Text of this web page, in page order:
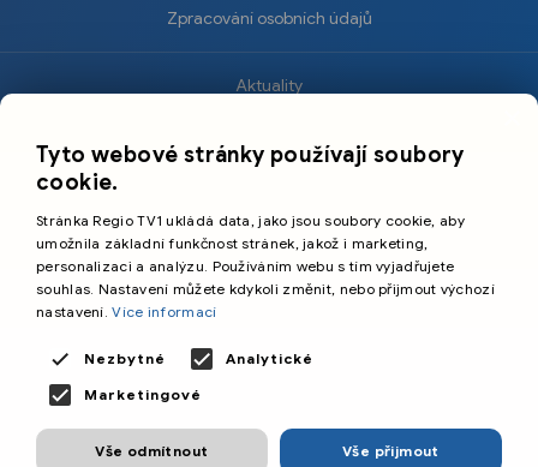
Zpracování osobních údajů
Aktuality
Sport
Cestování
©️
Primetime Media s.r.o.
Tyto webové stránky používají soubory
cookie.
Stránka Regio TV1 ukládá data, jako jsou soubory cookie, aby
umožnila základní funkčnost stránek, jakož i marketing,
personalizaci a analýzu. Používáním webu s tím vyjadřujete
souhlas. Nastavení můžete kdykoli změnit, nebo přijmout výchozí
nastavení.Více informací
Nezbytné
Analytické
Marketingové
Vše přijmout
Vše odmítnout